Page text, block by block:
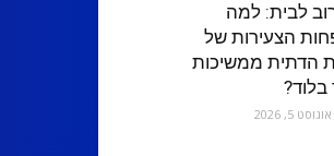
לבית: למה
הצעירות של
הדתית ממשיכות
בלוד?
אוגוסט 5, 2026